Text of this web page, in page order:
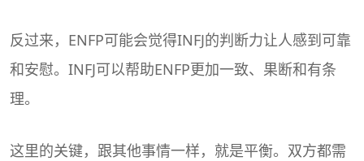
反过来，ENFP可能会觉得INFJ的判断力让人感到可靠
和安慰。INFJ可以帮助ENFP更加一致、果断和有条
理。
这里的关键，跟其他事情一样，就是平衡。双方都需